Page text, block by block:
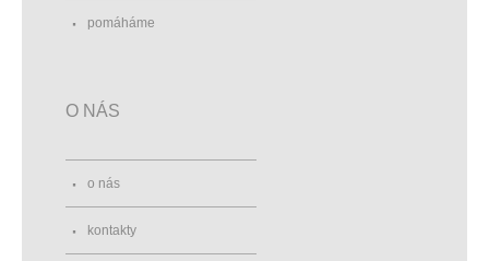
pomáháme
O NÁS
o nás
kontakty